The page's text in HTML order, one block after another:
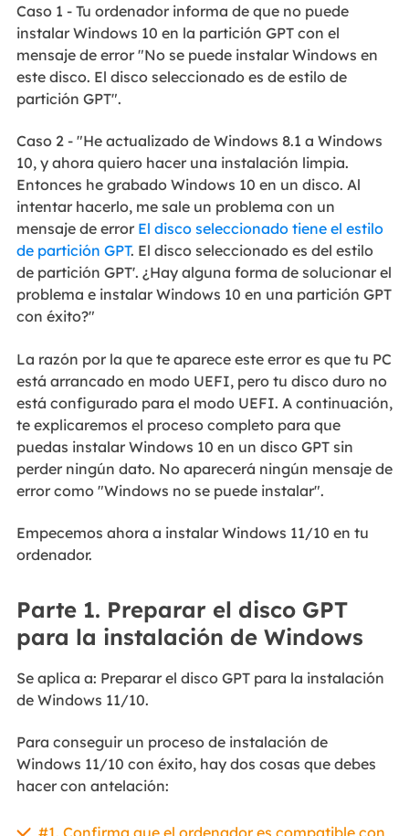
Caso 1 - Tu ordenador informa de que no puede
instalar Windows 10 en la partición GPT con el
mensaje de error "No se puede instalar Windows en
este disco. El disco seleccionado es de estilo de
partición GPT".
Caso 2 - "He actualizado de Windows 8.1 a Windows
10, y ahora quiero hacer una instalación limpia.
Entonces he grabado Windows 10 en un disco. Al
intentar hacerlo, me sale un problema con un
mensaje de error El disco seleccionado tiene el estilo
de partición GPT. El disco seleccionado es del estilo
de partición GPT'. ¿Hay alguna forma de solucionar el
problema e instalar Windows 10 en una partición GPT
con éxito?"
La razón por la que te aparece este error es que tu PC
está arrancado en modo UEFI, pero tu disco duro no
está configurado para el modo UEFI. A continuación,
te explicaremos el proceso completo para que
puedas instalar Windows 10 en un disco GPT sin
perder ningún dato. No aparecerá ningún mensaje de
error como "Windows no se puede instalar".
Empecemos ahora a instalar Windows 11/10 en tu
ordenador.
Parte 1. Preparar el disco GPT
para la instalación de Windows
Se aplica a: Preparar el disco GPT para la instalación
de Windows 11/10.
Para conseguir un proceso de instalación de
Windows 11/10 con éxito, hay dos cosas que debes
hacer con antelación:
#1. Confirma que el ordenador es compatible con